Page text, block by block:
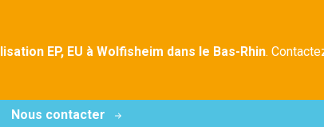
EP, EU à Wolfisheim dans le Bas-Rhin.
Nous contacter